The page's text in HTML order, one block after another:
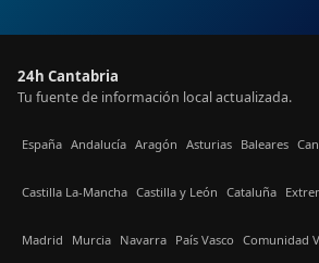
24h Cantabria
Tu fuente de información local actualizada.
España Andalucía Aragón Asturias Baleares
Castilla La-Mancha Castilla y León Cataluña
Madrid Murcia Navarra País Vasco Comunidad